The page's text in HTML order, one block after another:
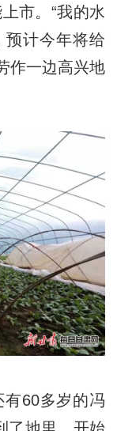
市。“我的水
预计今年将给
作一边高兴地
60多岁的冯